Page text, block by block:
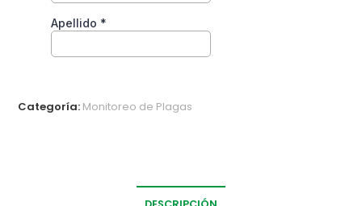
Categoría: Monitoreo de Plagas